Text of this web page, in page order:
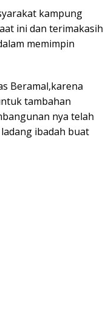
kampung
ini dan terimakasih
memimpin
Beramal,karena
tambahan
nya telah
ibadah buat